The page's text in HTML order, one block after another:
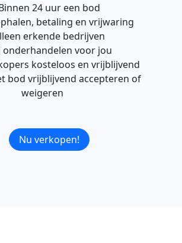
24 uur een bod
betaling en vrijwaring
erkende bedrijven
onderhandelen voor jou
kosteloos en vrijblijvend
bod vrijblijvend accepteren of
weigeren
Nu verkopen!